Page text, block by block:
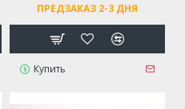
ПРЕДЗАКАЗ 2-3 ДНЯ
Купить